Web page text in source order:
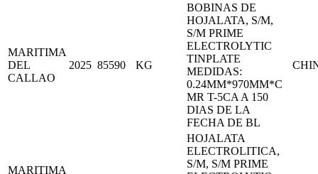
MARITIMA
DEL
CALLAO
2025 85590 KG
BOBINAS DE
HOJALATA, S/M,
S/M PRIME
ELECTROLYTIC
TINPLATE
MEDIDAS:
0.24MM*970MM*C
MR T-5CA A 150
DIAS DE LA
FECHA DE BL
MARITIMA
HOJALATA
ELECTROLITICA,
S/M, S/M PRIME